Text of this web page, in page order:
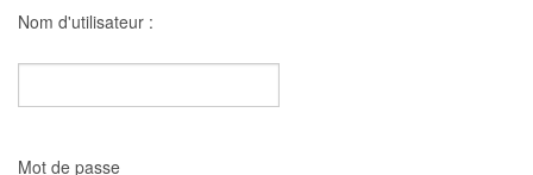
Nom d'utilisateur :
Mot de passe